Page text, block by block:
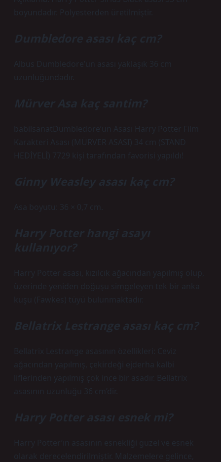
boyundadır. Polyesterden üretilmiştir.
Dumbledore asası kaç cm?
Albus Dumbledore’un asası yaklaşık 36 cm
uzunluğundadır.
Mürver Asa kaç santim?
babilsanatDumbledore’un Asası Harry Potter Film
Karakteri Asası (MÜRVER ASASI) 34 cm (STAND
HEDİYELİ) 7729 kişi tarafından favorisi yapıldı!
Ginny Weasley asası kaç cm?
Asa boyutu: 36 × 0,7 cm.
Harry Potter hangi asayı
kullanıyor?
Harry Potter asası, kızılcık ağacından yapılmış olup,
üzerinde yeniden doğuşu simgeleyen tek bir anka
kuşu (Fawkes) tüyü bulunmaktadır.
Bellatrix Lestrange asası kaç cm?
Bellatrix Lestrange asasının özellikleri: Ceviz
ağacından yapılmış, çekirdeği ejderha kalbi
liflerinden yapılmış çok ince bir asadır. Bellatrix
asasının uzunluğu 36 cm’dir.
Harry Potter asası esnek mi?
Harry Potter’ın asasının esnekliği güzel ve esnek
olarak derecelendirilmiştir. Malzemelere gelince,